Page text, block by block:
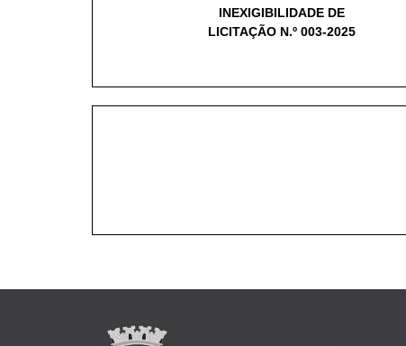
INEXIGIBILIDADE DE
LICITAÇÃO N.º 003-2025